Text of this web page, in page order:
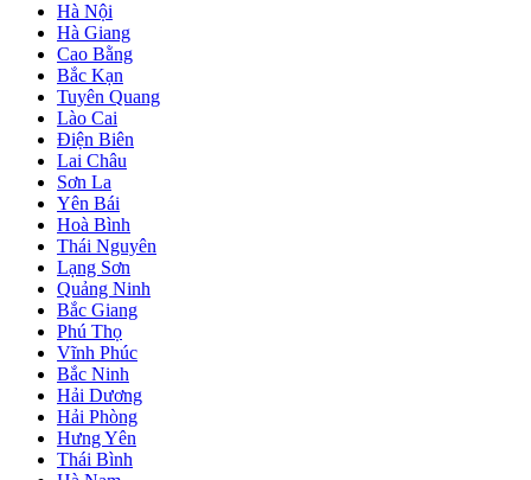
Hà Nội
Hà Giang
Cao Bằng
Bắc Kạn
Tuyên Quang
Lào Cai
Điện Biên
Lai Châu
Sơn La
Yên Bái
Hoà Bình
Thái Nguyên
Lạng Sơn
Quảng Ninh
Bắc Giang
Phú Thọ
Vĩnh Phúc
Bắc Ninh
Hải Dương
Hải Phòng
Hưng Yên
Thái Bình